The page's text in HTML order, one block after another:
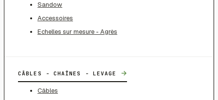
Sandow
Accessoires
Echelles sur mesure - Agrès
CÂBLES - CHAÎNES - LEVAGE →
Câbles